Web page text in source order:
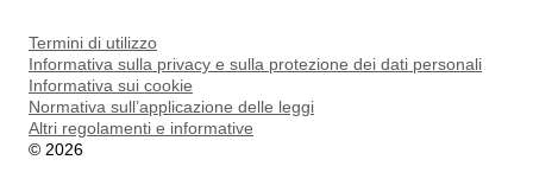
Termini di utilizzo
Informativa sulla privacy e sulla protezione dei dati personali
Informativa sui cookie
Normativa sull’applicazione delle leggi
Altri regolamenti e informative
© 2026